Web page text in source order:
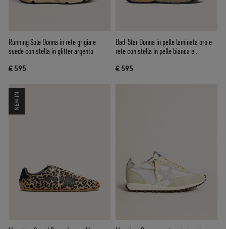
Running Sole Donna in rete grigia e
suede con stella in glitter argento
€ 595
Dad-Star Donna in pelle laminata oro e
rete con stella in pelle bianca e
€ 595
NEW IN